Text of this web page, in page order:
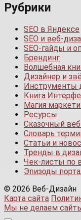
Рубрики
SEO в Яндексе
SEO и веб-
SEO-гайды и
Брендинг
Волшебная
Дизайнер и
Инструменты
Книга
Магия
Ресурсы
Сказочный
Словарь
Статьи и
Тренды в
Чек-листы по
Эпизоды
© 2026 Веб-Дизайн
Карта сайта
Мы не делаем